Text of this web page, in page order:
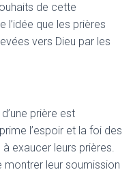
de cette
que les prières
vers Dieu par les
prière est
l’espoir et la foi des
exaucer leurs prières.
montrer leur soumission